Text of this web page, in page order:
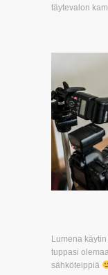
täytevalon
Lumena
tuppasi
sähköteippiä